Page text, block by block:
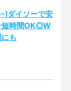
ダイソーで安
短時間OK◎W
も